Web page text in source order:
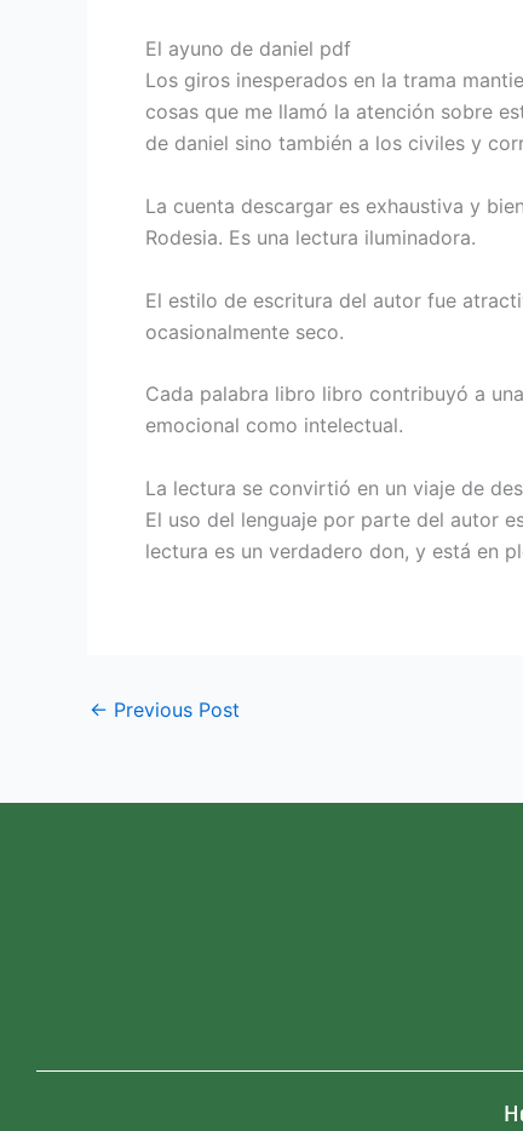
El ayuno de daniel pdf
Los giros inesperados en la trama
cosas que me llamó la atención sobre
de daniel sino también a los civiles y
La cuenta descargar es exhaustiva y
Rodesia. Es una lectura iluminadora.
El estilo de escritura del autor fue
ocasionalmente seco.
Cada palabra libro libro contribuyó a
emocional como intelectual.
La lectura se convirtió en un viaje de
El uso del lenguaje por parte del autor
lectura es un verdadero don, y está en
← Previous Post